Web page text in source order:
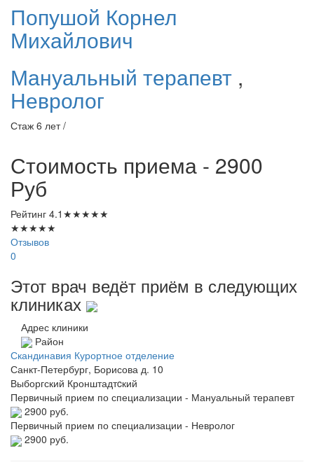
Попушой Корнел
Михайлович
Мануальный терапевт ,
Невролог
Стаж 6 лет /
Стоимость приема - 2900
Руб
Рейтинг 4.1 ★★★★★
★★★★★
Отзывов
0
Этот врач ведёт приём в следующих
клиниках
Адрес клиники
Район
Скандинавия Курортное отделение
Санкт-Петербург, Борисова д. 10
Выборгский Кронштадтcкий
Первичный прием по специализации - Мануальный терапевт
2900 руб.
Первичный прием по специализации - Невролог
2900 руб.